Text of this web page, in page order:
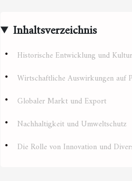
Inhaltsverzeichnis
Historische Entwicklung und
Wirtschaftliche Auswirkungen auf
Globaler Markt und Export
Nachhaltigkeit und Umweltschutz
Die Rolle von Innovation und